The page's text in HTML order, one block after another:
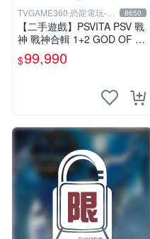
TVGAME360 恐龍電玩-台
中店
8650
【二手遊戲】PSVITA PSV 戰
神 戰神合輯 1+2 GOD OF W
AR COLLECTION 英文版 恐
龍電玩
$99,990